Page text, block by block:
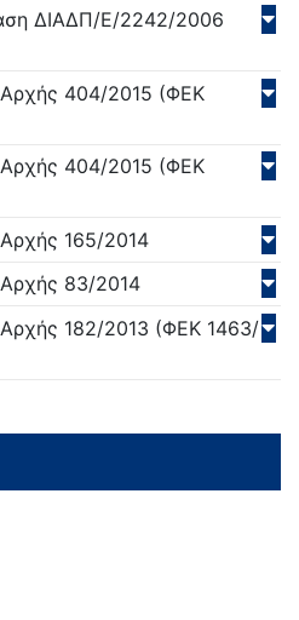
ΔΙΑΔΠ/E/2242/2006
404/2015 (ΦΕΚ
404/2015 (ΦΕΚ
165/2014
83/2014
182/2013 (ΦΕΚ 1463/